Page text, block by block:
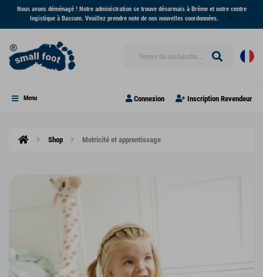
Nous avons déménagé ! Notre administration se trouve désormais à Brême et notre centre
logistique à Bassum. Veuillez prendre note de nos nouvelles coordonnées.
Menu Connexion Inscription Revendeur
Shop Motricité et apprentissage